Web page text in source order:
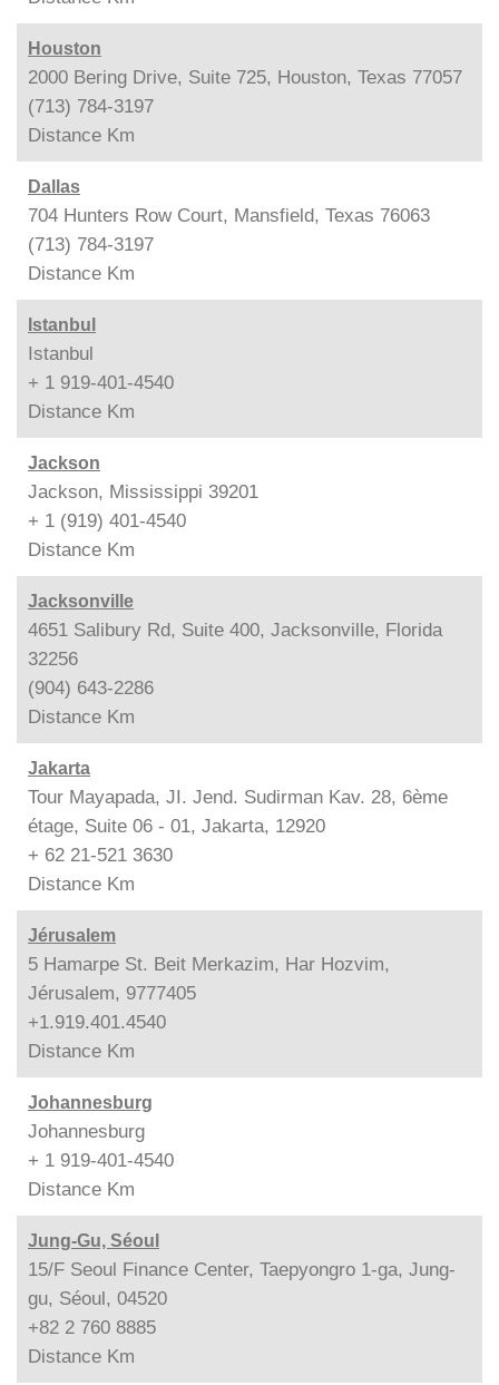
Houston
2000 Bering Drive, Suite 725, Houston, Texas 77057
(713) 784-3197
Distance Km
Dallas
704 Hunters Row Court, Mansfield, Texas 76063
(713) 784-3197
Distance Km
Istanbul
Istanbul
+ 1 919-401-4540
Distance Km
Jackson
Jackson, Mississippi 39201
+ 1 (919) 401-4540
Distance Km
Jacksonville
4651 Salibury Rd, Suite 400, Jacksonville, Florida
32256
(904) 643-2286
Distance Km
Jakarta
Tour Mayapada, JI. Jend. Sudirman Kav. 28, 6ème
étage, Suite 06 - 01, Jakarta, 12920
+ 62 21-521 3630
Distance Km
Jérusalem
5 Hamarpe St. Beit Merkazim, Har Hozvim,
Jérusalem, 9777405
+1.919.401.4540
Distance Km
Johannesburg
Johannesburg
+ 1 919-401-4540
Distance Km
Jung-Gu, Séoul
15/F Seoul Finance Center, Taepyongro 1-ga, Jung-
gu, Séoul, 04520
+82 2 760 8885
Distance Km